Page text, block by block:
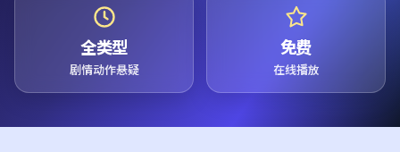
全类型
剧情动作悬疑
免费
在线播放